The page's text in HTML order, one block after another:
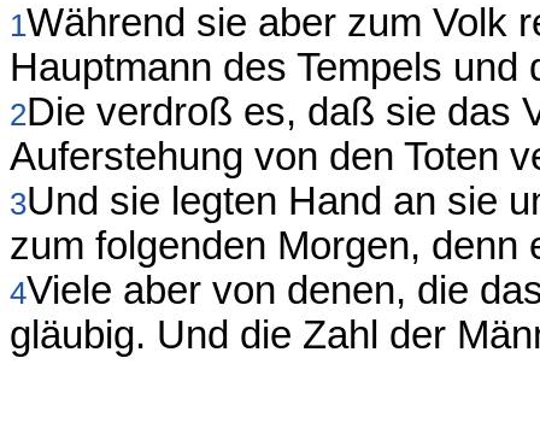
1Während sie aber zum Volk
Hauptmann des Tempels
2Die verdroß es, daß sie das
Auferstehung von den Toten
3Und sie legten Hand an sie
zum folgenden Morgen, denn
4Viele aber von denen, die
gläubig. Und die Zahl der